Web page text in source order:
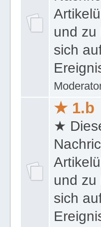
und zu
sich
★ 1.b
★
und zu
sich